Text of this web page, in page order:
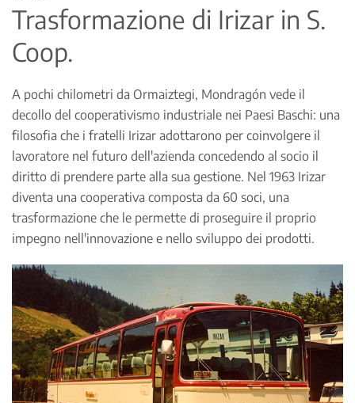
Trasformazione di Irizar in S.
Coop.
A pochi chilometri da Ormaiztegi, Mondragón vede il
decollo del cooperativismo industriale nei Paesi Baschi: una
filosofia che i fratelli Irizar adottarono per coinvolgere il
lavoratore nel futuro dell'azienda concedendo al socio il
diritto di prendere parte alla sua gestione. Nel 1963 Irizar
diventa una cooperativa composta da 60 soci, una
trasformazione che le permette di proseguire il proprio
impegno nell'innovazione e nello sviluppo dei prodotti.